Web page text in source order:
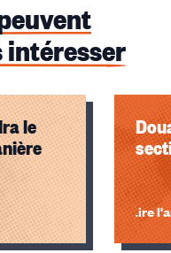
intéresser
le
Lire